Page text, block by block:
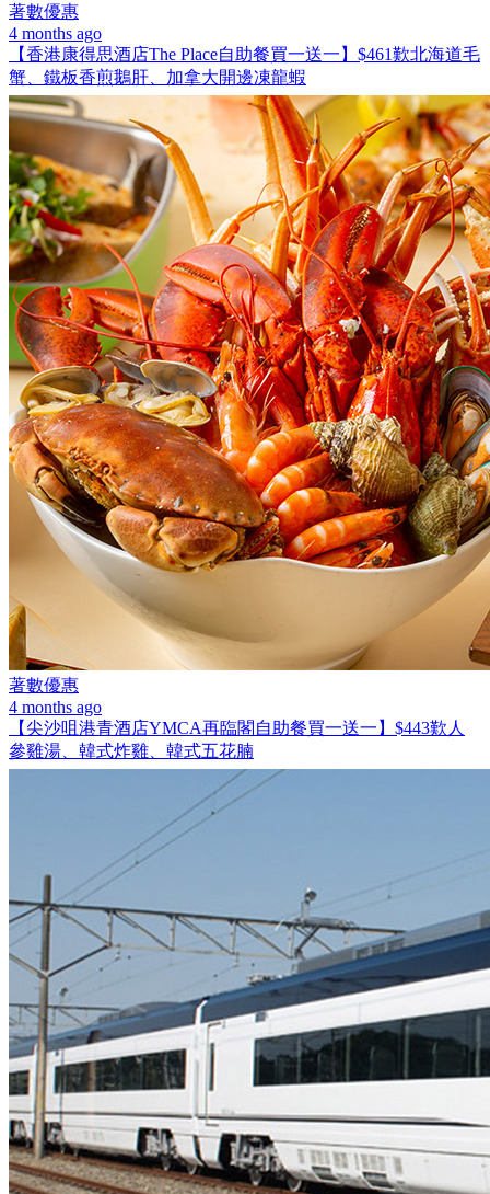
著數優惠
4 months ago
【香港康得思酒店The Place自助餐買一送一】$461歎北海道毛
蟹、鐵板香煎鵝肝、加拿大開邊凍龍蝦
著數優惠
4 months ago
【尖沙咀港青酒店YMCA再臨閣自助餐買一送一】$443歎人
參雞湯、韓式炸雞、韓式五花腩